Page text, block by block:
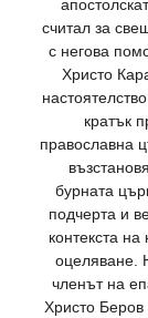
считал за
с негова
Христо
кратък
православна
бурната
подчерта и
контекста
оцеляване.
членът на
Христо Беров